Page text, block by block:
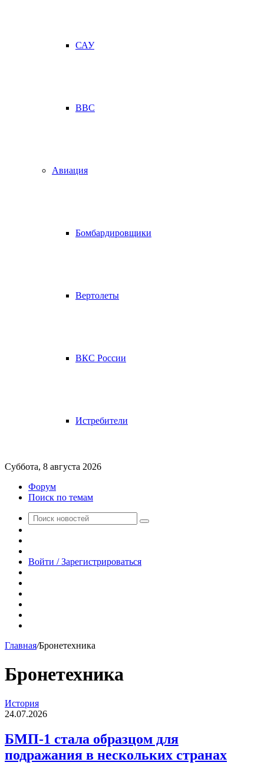
САУ
ВВС
Авиация
Бомбардировщики
Вертолеты
ВКС России
Истребители
Суббота, 8 августа 2026
Форум
Поиск по темам
Поиск
новость
Войти / Зарегистрироваться
Главная/Бронетехника
Бронетехника
БМП-1
стала
для
подражания
в
История
24.07.2026
БМП-1 стала образцом для
подражания в нескольких странах